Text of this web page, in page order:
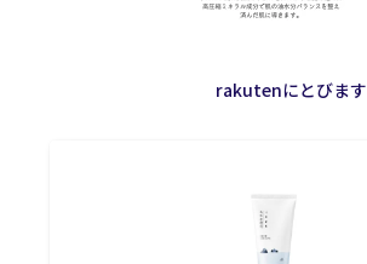
rakutenにとびます